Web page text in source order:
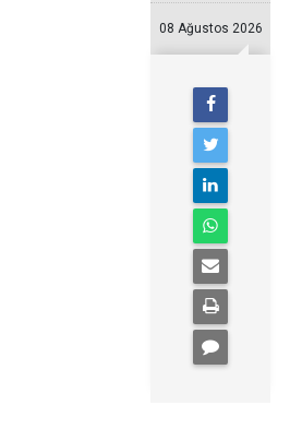
08 Ağustos 2026